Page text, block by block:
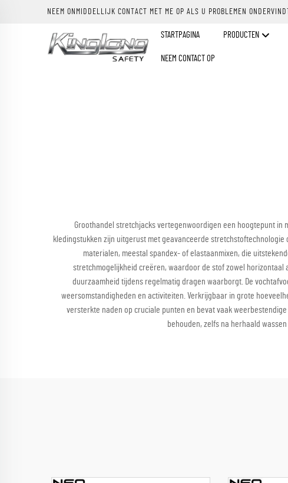
NEEM ONMIDDELLIJK CONTACT MET ME OP ALS U PROBLEMEN
STARTPAGINA PRODUCTEN
NEEM CONTACT OP
Groothandel stretchjacks vertegenwoordigen een hoogtepunt
kledingstukken zijn uitgerust met geavanceerde
materialen, meestal spandex- of elastaanmixen, die
stretchmogelijkheid creëren, waardoor de stof zowel
duurzaamheid tijdens regelmatig dragen waarborgt. De
weersomstandigheden en activiteiten. Verkrijgbaar in grote
versterkte naden op cruciale punten en bevat vaak
behouden, zelfs na herhaald